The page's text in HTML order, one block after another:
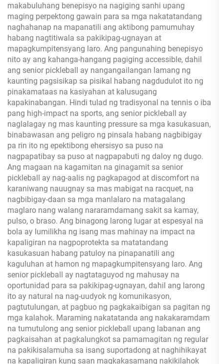
makabuluhang benepisyo na nagiging sanhi upang
maging perpektong gawain para sa mga nakatatandang
naghahanap na mapanatili ang aktibong pamumuhay
habang nagtitiwala sa pakikipag-ugnayan at
mapagkumpitensyang laro. Ang pangunahing benepisyo
nito ay ang kahanga-hangang pagiging accessible, dahil
ang senior pickleball ay nangangailangan lamang ng
kaunting pagsisikap sa pisikal habang nagdudulot ito ng
pinakamataas na kasiyahan at kalusugang
kapakinabangan. Hindi tulad ng tradisyonal na tennis o iba
pang high-impact na sports, ang senior pickleball ay
naglalagay ng mas kaunting pressure sa mga kasukasuan,
binabawasan ang peligro ng pinsala habang nagbibigay
pa rin ito ng epektibong ehersisyo sa puso na
nagpapatibay sa puso at nagpapabuti ng daloy ng dugo.
Ang magaan na kagamitan na ginagamit sa senior
pickleball ay nag-aalis ng pagkapagod at discomfort na
karaniwang nauugnay sa mas mabigat na racquet, na
nagbibigay-daan sa mga manlalaro na matagalang
maglaro nang walang nararamdamang sakit sa kamay,
pulso, o braso. Ang binagong larong lugar at espesyal na
bola ay lumilikha ng isang mas mahinay na impact na
kapaligiran na nagpoprotekta sa matatandang
kasukasuan habang patuloy na pinapanatili ang
kaguluhan at hamon ng mapagkumpitensyang laro. Ang
senior pickleball ay nagtataguyod ng mahusay na
oportunidad para sa pakikipag-ugnayan, dahil ang larong
ito ay natural na nag-uudyok ng komunikasyon,
pagtutulungan, at pagbuo ng pagkakaibigan sa pagitan ng
mga kalahok. Maraming nakatatanda ang nakakaramdam
na tumutulong ang senior pickleball upang labanan ang
pagkaisahan at pagkalungkot sa pamamagitan ng regular
na pakikisalamuha sa isang suportadong at naghihikayat
na kapaligiran kung saan magkakasamang nakikilahok